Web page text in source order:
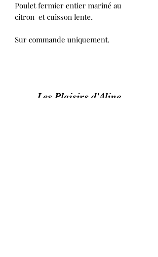
Poulet fermier entier mariné au
citron et cuisson lente.
Sur commande uniquement.
Les Plaisirs d'Aline